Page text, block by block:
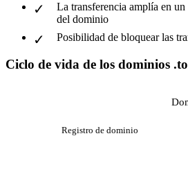
La transferencia amplía en
del dominio
Posibilidad de bloquear las
Ciclo de vida de los dominios
Registro de dominio